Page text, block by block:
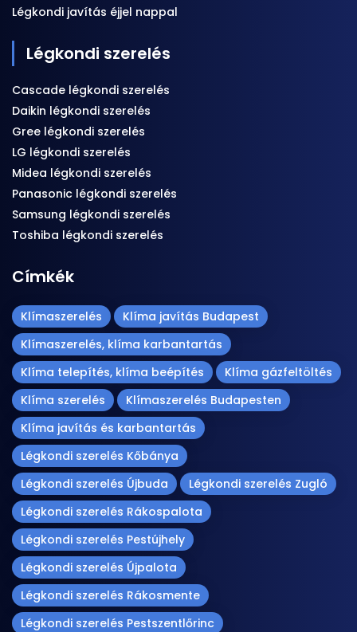
Légkondi javítás éjjel nappal
Légkondi szerelés
Cascade légkondi szerelés
Daikin légkondi szerelés
Gree légkondi szerelés
LG légkondi szerelés
Midea légkondi szerelés
Panasonic légkondi szerelés
Samsung légkondi szerelés
Toshiba légkondi szerelés
Címkék
Klímaszerelés
Klíma javítás Budapest
Klímaszerelés, klíma karbantartás
Klíma telepítés, klíma beépítés
Klíma gázfeltöltés
Klíma szerelés
Klímaszerelés Budapesten
Klíma javítás és karbantartás
Légkondi szerelés Kőbánya
Légkondi szerelés Újbuda
Légkondi szerelés Zugló
Légkondi szerelés Rákospalota
Légkondi szerelés Pestújhely
Légkondi szerelés Újpalota
Légkondi szerelés Rákosmente
Légkondi szerelés Pestszentlőrinc